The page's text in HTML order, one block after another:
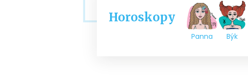
Horoskopy
Panna Býk